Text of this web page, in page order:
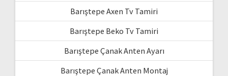
Barıştepe Axen Tv Tamiri
Barıştepe Beko Tv Tamiri
Barıştepe Çanak Anten Ayarı
Barıştepe Çanak Anten Montaj